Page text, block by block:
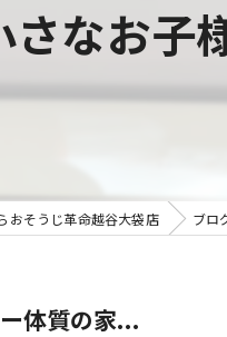
なお子
おそうじ革命越谷大袋店 ブロ
体質の家...